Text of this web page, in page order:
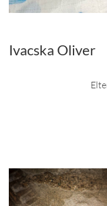
Ivacska Oliver